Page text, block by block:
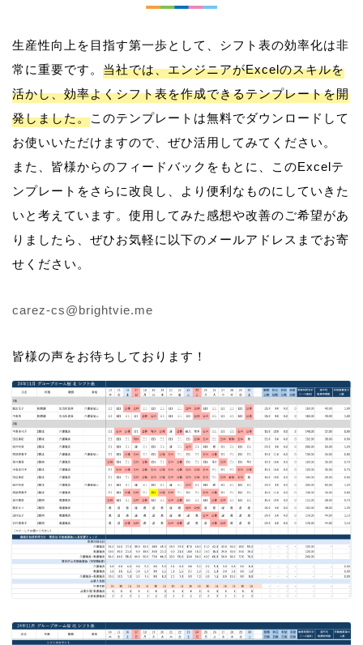
生産性向上を目指す第一歩として、シフト表の効率化は非
常に重要です。 当社では、エンジニアがExcelのスキルを
活かし、効率よくシフト表を作成できるテンプレートを開
発しました。このテンプレートは無料でダウンロードして
お使いいただけますので、ぜひ活用してみてください。
また、皆様からのフィードバックをもとに、このExcelテ
ンプレートをさらに改良し、より便利なものにしていきた
いと考えています。使用してみた感想や改善のご希望があ
りましたら、ぜひお気軽に以下のメールアドレスまでお寄
せください。
carez-cs@brightvie.me
皆様の声をお待ちしております！